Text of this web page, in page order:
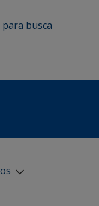
para busca